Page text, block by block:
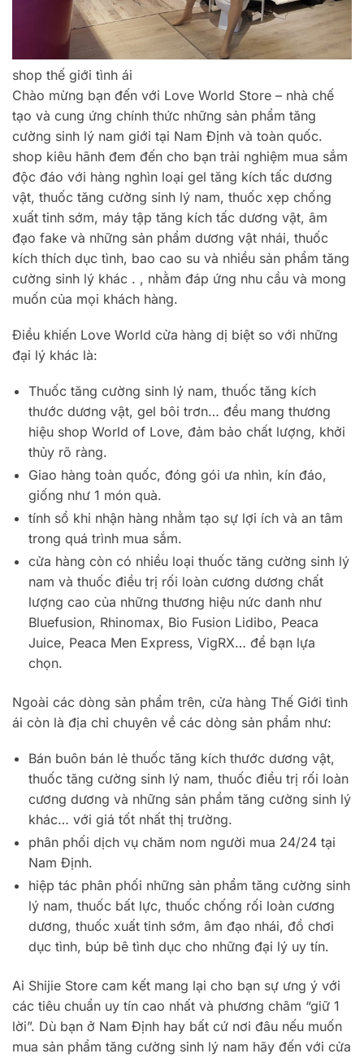
shop thế giới tình ái
Chào mừng bạn đến với Love World Store – nhà chế
tạo và cung ứng chính thức những sản phẩm tăng
cường sinh lý nam giới tại Nam Định và toàn quốc.
shop kiêu hãnh đem đến cho bạn trải nghiệm mua sắm
độc đáo với hàng nghìn loại gel tăng kích tấc dương
vật, thuốc tăng cường sinh lý nam, thuốc xẹp chống
xuất tinh sớm, máy tập tăng kích tấc dương vật, âm
đạo fake và những sản phẩm dương vật nhái, thuốc
kích thích dục tình, bao cao su và nhiều sản phẩm tăng
cường sinh lý khác . , nhằm đáp ứng nhu cầu và mong
muốn của mọi khách hàng.
Điều khiến Love World cửa hàng dị biệt so với những
đại lý khác là:
Thuốc tăng cường sinh lý nam, thuốc tăng kích
thước dương vật, gel bôi trơn… đều mang thương
hiệu shop World of Love, đảm bảo chất lượng, khởi
thủy rõ ràng.
Giao hàng toàn quốc, đóng gói ưa nhìn, kín đáo,
giống như 1 món quà.
tính sổ khi nhận hàng nhằm tạo sự lợi ích và an tâm
trong quá trình mua sắm.
cửa hàng còn có nhiều loại thuốc tăng cường sinh lý
nam và thuốc điều trị rối loàn cương dương chất
lượng cao của những thương hiệu nức danh như
Bluefusion, Rhinomax, Bio Fusion Lidibo, Peaca
Juice, Peaca Men Express, VigRX… để bạn lựa
chọn.
Ngoài các dòng sản phẩm trên, cửa hàng Thế Giới tình
ái còn là địa chỉ chuyên về các dòng sản phẩm như:
Bán buôn bán lẻ thuốc tăng kích thước dương vật,
thuốc tăng cường sinh lý nam, thuốc điều trị rối loàn
cương dương và những sản phẩm tăng cường sinh lý
khác… với giá tốt nhất thị trường.
phân phối dịch vụ chăm nom người mua 24/24 tại
Nam Định.
hiệp tác phân phối những sản phẩm tăng cường sinh
lý nam, thuốc bất lực, thuốc chống rối loàn cương
dương, thuốc xuất tinh sớm, âm đạo nhái, đồ chơi
dục tình, búp bê tình dục cho những đại lý uy tín.
Ai Shijie Store cam kết mang lại cho bạn sự ưng ý với
các tiêu chuẩn uy tín cao nhất và phương châm “giữ 1
lời”. Dù bạn ở Nam Định hay bất cứ nơi đâu nếu muốn
mua sản phẩm tăng cường sinh lý nam hãy đến với cửa